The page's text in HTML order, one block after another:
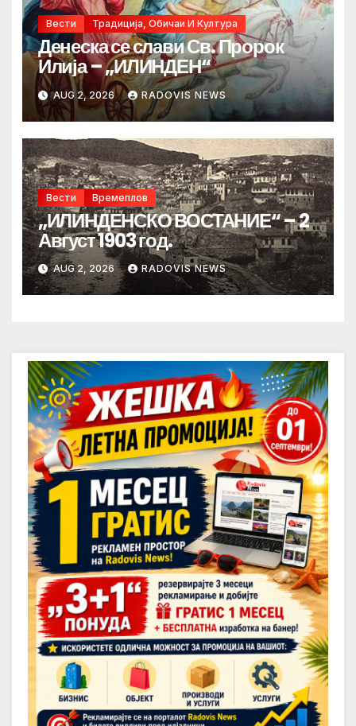
Вести Традиција, Обичаи И Култура
Денеска се слави Св. Пророк
Илија – „ИЛИНДЕН“
AUG 2, 2026 RADOVIS NEWS
Вести Времеплов
„ИЛИНДЕНСКО ВОСТАНИЕ“ – 2
Август 1903 год.
AUG 2, 2026 RADOVIS NEWS